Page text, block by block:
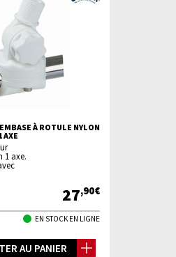
À ROTULE NYLON
AXE
1 axe.
27,90€
EN STOCK EN LIGNE
AU PANIER